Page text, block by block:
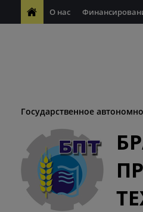
О нас
Государственное